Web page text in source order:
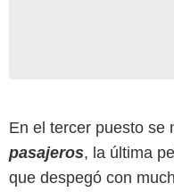
En el tercer puesto se
pasajeros, la última
que despegó con